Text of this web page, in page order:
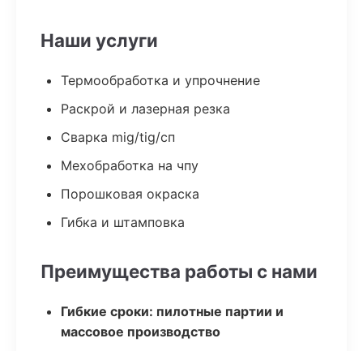
Наши услуги
Термообработка и упрочнение
Раскрой и лазерная резка
Сварка mig/tig/сп
Мехобработка на чпу
Порошковая окраска
Гибка и штамповка
Преимущества работы с нами
Гибкие сроки: пилотные партии и
массовое производство